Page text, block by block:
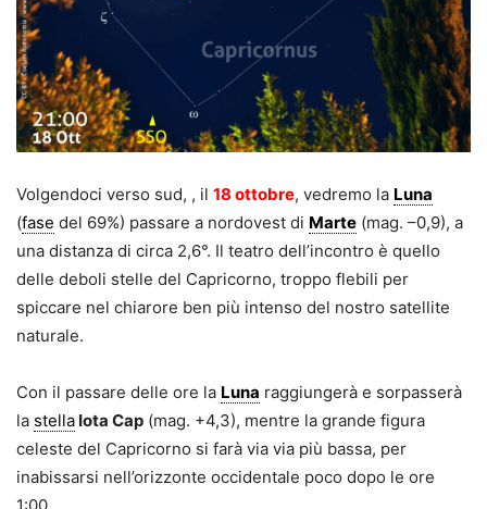
Volgendoci verso sud, , il 18 ottobre, vedremo la Luna
(fase del 69%) passare a nordovest di Marte (mag. –0,9), a
una distanza di circa 2,6°. Il teatro dell’incontro è quello
delle deboli stelle del Capricorno, troppo flebili per
spiccare nel chiarore ben più intenso del nostro satellite
naturale.
Con il passare delle ore la Luna raggiungerà e sorpasserà
la stella Iota Cap (mag. +4,3), mentre la grande figura
celeste del Capricorno si farà via via più bassa, per
inabissarsi nell’orizzonte occidentale poco dopo le ore